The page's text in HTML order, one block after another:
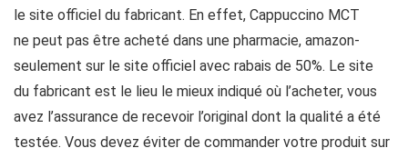
le site officiel du fabricant. En effet, Cappuccino MCT
ne peut pas être acheté dans une pharmacie, amazon-
seulement sur le site officiel avec rabais de 50%. Le site
du fabricant est le lieu le mieux indiqué où l’acheter, vous
avez l’assurance de recevoir l’original dont la qualité a été
testée. Vous devez éviter de commander votre produit sur